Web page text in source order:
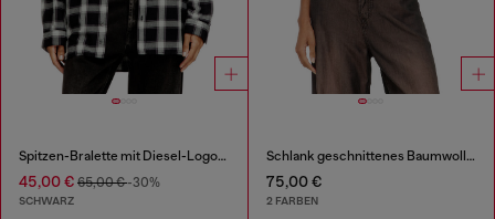
Spitzen-Bralette mit Diesel-Logo-Gummibund
45,00 € 65,00 €-30%
SCHWARZ
Schlank geschnittenes Baumwoll-T-Shirt mit Kirschdruck
75,00 €
2 FARBEN